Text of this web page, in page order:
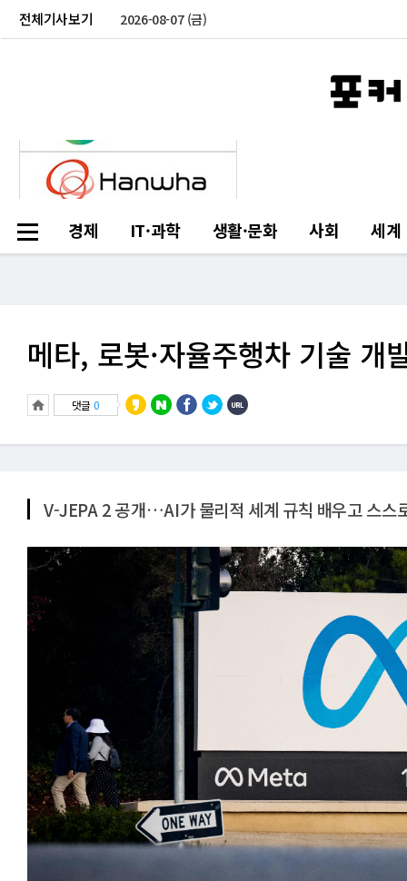
전체기사보기 2026-08-07 (금)
경제 IT·과학 생활·문화 사회 세계
메타, 로봇·자율주행차 기술
댓글 0
V-JEPA 2 공개…AI가 물리적 세계 규칙 배우고 스스